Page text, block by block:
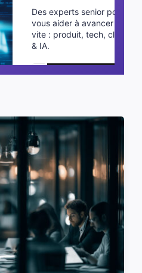
Des experts senior pour
vous aider à avancer plus
vite : produit, tech, cloud
& IA.
Planifier un appel